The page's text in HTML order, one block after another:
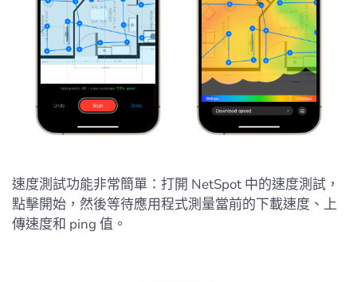
速度測試功能非常簡單：打開 NetSpot 中的速度測試，
點擊開始，然後等待應用程式測量當前的下載速度、上
傳速度和 ping 值。